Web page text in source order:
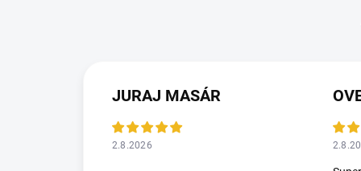
JURAJ MASÁR
2.8.2026